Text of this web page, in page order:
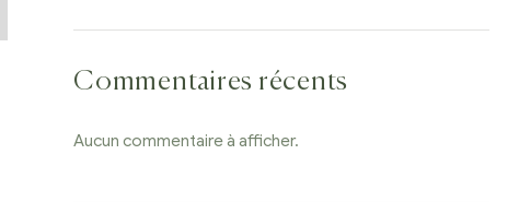
Commentaires récents
Aucun commentaire à afficher.